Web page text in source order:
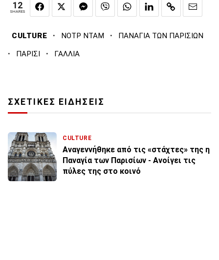
12
SHARES
CULTURE · ΝΟΤΡ ΝΤΑΜ · ΠΑΝΑΓΙΑ ΤΩΝ ΠΑΡΙΣΙΩΝ
· ΠΑΡΙΣΙ · ΓΑΛΛΙΑ
ΣΧΕΤΙΚΕΣ ΕΙΔΗΣΕΙΣ
CULTURE
Αναγεννήθηκε από τις «στάχτες» της η
Παναγία των Παρισίων - Ανοίγει τις
πύλες της στο κοινό